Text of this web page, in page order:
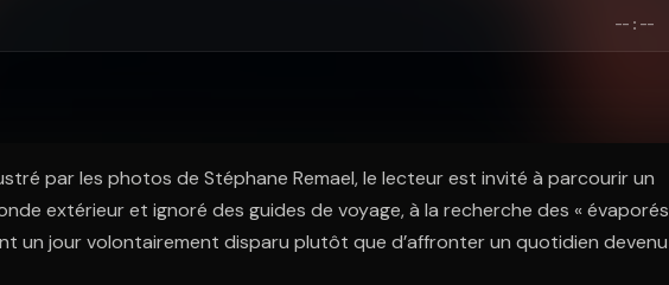
--:--
par les photos de Stéphane Remael, le lecteur est invité à parcourir un
extérieur et ignoré des guides de voyage, à la recherche des « évaporés
un jour volontairement disparu plutôt que d’affronter un quotidien devenu